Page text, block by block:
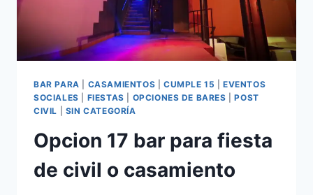
BAR PARA CASAMIENTOS CUMPLE 15 |EVENTOS
SOCIALES
FIESTAS OPCIONES DE BARES |POST
CIVIL
SIN CATEGORÍA
Opcion 17 bar para fiesta
de civil o casamiento